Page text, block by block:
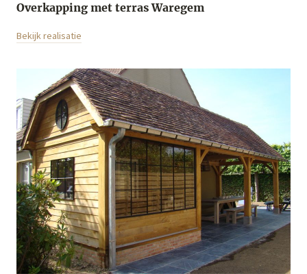
Overkapping met terras Waregem
Bekijk realisatie